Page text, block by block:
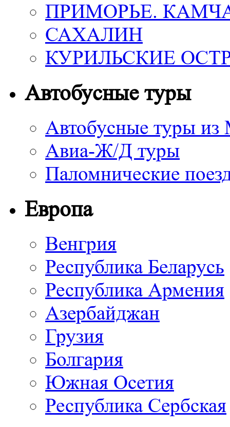
ПРИМОРЬЕ.
САХАЛИН
КУРИЛЬСКИЕ
Автобусные туры
Автобусные туры
Авиа-Ж/Д туры
Паломнические
Европа
Венгрия
Республика Беларусь
Республика Армения
Азербайджан
Грузия
Болгария
Южная Осетия
Республика Сербская